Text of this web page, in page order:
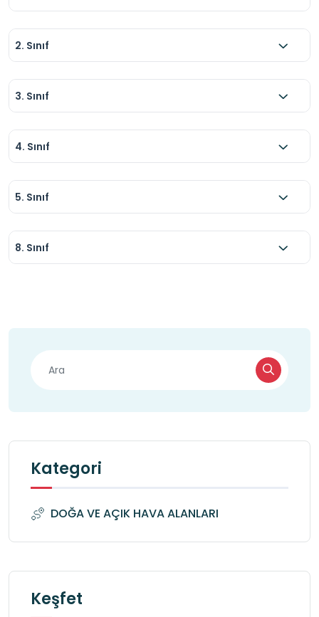
2. Sınıf
3. Sınıf
4. Sınıf
5. Sınıf
8. Sınıf
Kategori
DOĞA VE AÇIK HAVA ALANLARI
Keşfet